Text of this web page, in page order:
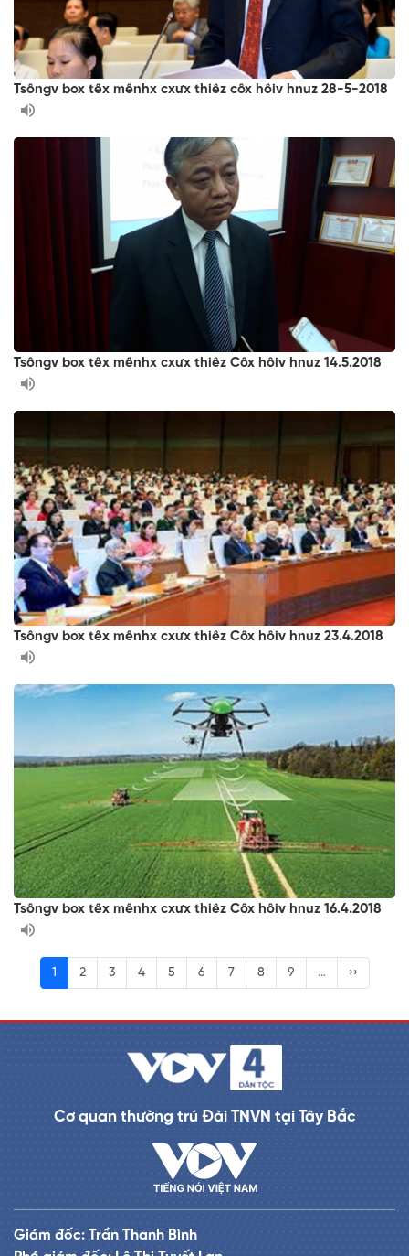
Tsôngv box têx mênhx cxưx thiêz côx hôiv hnuz 28-5-2018
Tsôngv box têx mênhx cxưx thiêz Côx hôiv hnuz 14.5.2018
Tsôngv box têx mênhx cxưx thiêz Côx hôiv hnuz 23.4.2018
Tsôngv box têx mênhx cxưx thiêz Côx hôiv hnuz 16.4.2018
1 2 3 4 5 6 7 8 9 … ››
Cơ quan thường trú Đài TNVN tại Tây Bắc
Giám đốc: Trần Thanh Bình